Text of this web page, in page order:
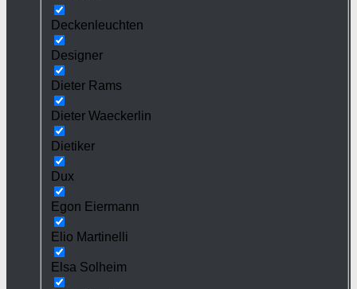
Deckenleuchten
Designer
Dieter Rams
Dieter Waeckerlin
Dietiker
Dux
Egon Eiermann
Elio Martinelli
Elsa Solheim